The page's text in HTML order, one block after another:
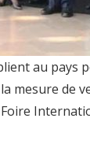
au pays
mesure de